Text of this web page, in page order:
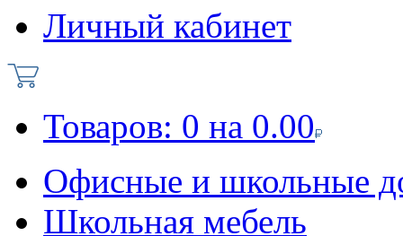
Личный кабинет
Товаров: 0 на 0.00
Офисные и школьные
Школьная мебель